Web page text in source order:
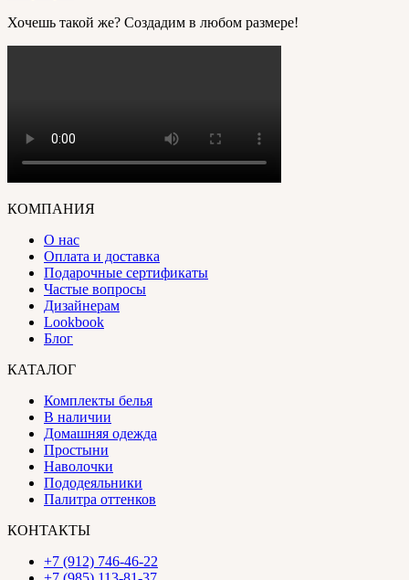
Хочешь такой же? Создадим в любом размере!
КОМПАНИЯ
О нас
Оплата и доставка
Подарочные сертификаты
Частые вопросы
Дизайнерам
Lookbook
Блог
КАТАЛОГ
Комплекты белья
В наличии
Домашняя одежда
Простыни
Наволочки
Пододеяльники
Палитра оттенков
КОНТАКТЫ
+7 (912) 746-46-22